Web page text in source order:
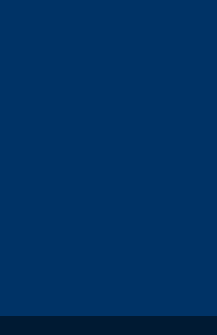
tab)